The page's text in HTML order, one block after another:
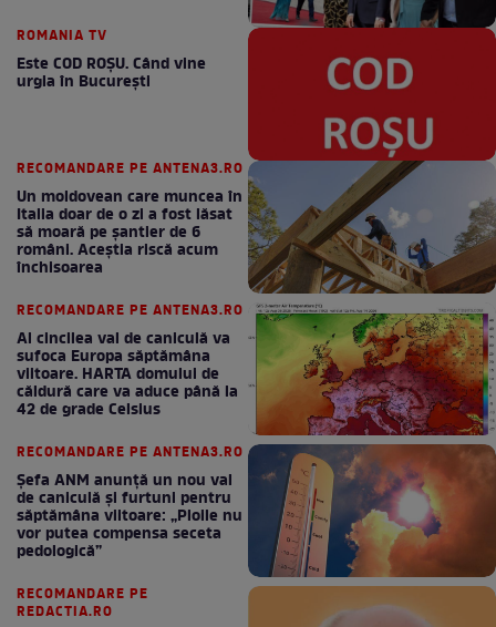
ROMANIA TV
Este COD ROŞU. Când vine
urgia în Bucureşti
RECOMANDARE PE ANTENA3.RO
Un moldovean care muncea în
Italia doar de o zi a fost lăsat
să moară pe şantier de 6
români. Aceștia riscă acum
închisoarea
RECOMANDARE PE ANTENA3.RO
Al cincilea val de caniculă va
sufoca Europa săptămâna
viitoare. HARTA domului de
căldură care va aduce până la
42 de grade Celsius
RECOMANDARE PE ANTENA3.RO
Șefa ANM anunță un nou val
de caniculă și furtuni pentru
săptămâna viitoare: „Ploile nu
vor putea compensa seceta
pedologică”
RECOMANDARE PE
REDACTIA.RO